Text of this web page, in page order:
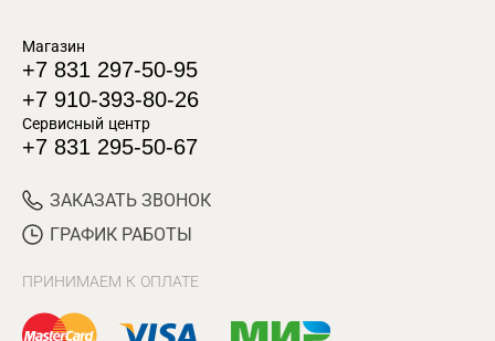
Магазин
+7 831 297-50-95
+7 910-393-80-26
Сервисный центр
+7 831 295-50-67
ЗАКАЗАТЬ ЗВОНОК
ГРАФИК РАБОТЫ
ПРИНИМАЕМ К ОПЛАТЕ